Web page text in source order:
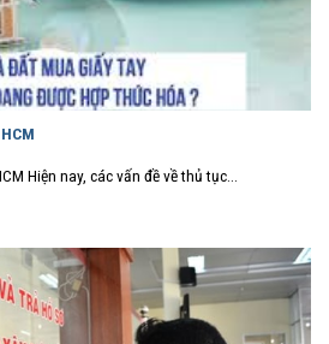
Hiện nay, các vấn đề về thủ tục...